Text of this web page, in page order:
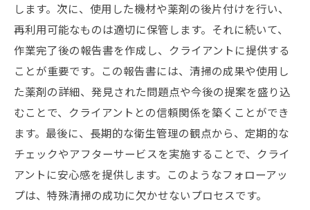
します。次に、使用した機材や薬剤の後片付けを行い、
再利用可能なものは適切に保管します。それに続いて、
作業完了後の報告書を作成し、クライアントに提供する
ことが重要です。この報告書には、清掃の成果や使用し
た薬剤の詳細、発見された問題点や今後の提案を盛り込
むことで、クライアントとの信頼関係を築くことができ
ます。最後に、長期的な衛生管理の観点から、定期的な
チェックやアフターサービスを実施することで、クライ
アントに安心感を提供します。このようなフォローアッ
プは、特殊清掃の成功に欠かせないプロセスです。